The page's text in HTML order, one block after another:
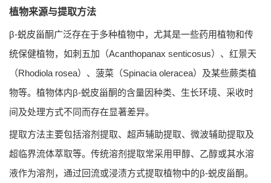
植物来源与提取方法
β-蜕皮甾酮广泛存在于多种植物中，尤其是一些药用植物和传
统保健植物，如刺五加（Acanthopanax senticosus）、红景天
（Rhodiola rosea）、菠菜（Spinacia oleracea）及某些蕨类植
物等。植物体内β-蜕皮甾酮的含量因种类、生长环境、采收时
间及处理方式不同而存在显著差异。
提取方法主要包括溶剂提取、超声辅助提取、微波辅助提取及
超临界流体萃取等。传统溶剂提取常采用甲醇、乙醇或其水溶
液作为溶剂，通过回流或浸渍方式提取植物中的β-蜕皮甾酮。